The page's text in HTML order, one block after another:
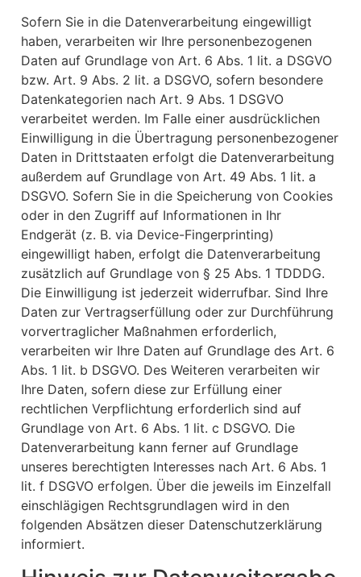
Sofern Sie in die Datenverarbeitung eingewilligt
haben, verarbeiten wir Ihre personenbezogenen
Daten auf Grundlage von Art. 6 Abs. 1 lit. a DSGVO
bzw. Art. 9 Abs. 2 lit. a DSGVO, sofern besondere
Datenkategorien nach Art. 9 Abs. 1 DSGVO
verarbeitet werden. Im Falle einer ausdrücklichen
Einwilligung in die Übertragung personenbezogener
Daten in Drittstaaten erfolgt die Datenverarbeitung
außerdem auf Grundlage von Art. 49 Abs. 1 lit. a
DSGVO. Sofern Sie in die Speicherung von Cookies
oder in den Zugriff auf Informationen in Ihr
Endgerät (z. B. via Device-Fingerprinting)
eingewilligt haben, erfolgt die Datenverarbeitung
zusätzlich auf Grundlage von § 25 Abs. 1 TDDDG.
Die Einwilligung ist jederzeit widerrufbar. Sind Ihre
Daten zur Vertragserfüllung oder zur Durchführung
vorvertraglicher Maßnahmen erforderlich,
verarbeiten wir Ihre Daten auf Grundlage des Art. 6
Abs. 1 lit. b DSGVO. Des Weiteren verarbeiten wir
Ihre Daten, sofern diese zur Erfüllung einer
rechtlichen Verpflichtung erforderlich sind auf
Grundlage von Art. 6 Abs. 1 lit. c DSGVO. Die
Datenverarbeitung kann ferner auf Grundlage
unseres berechtigten Interesses nach Art. 6 Abs. 1
lit. f DSGVO erfolgen. Über die jeweils im Einzelfall
einschlägigen Rechtsgrundlagen wird in den
folgenden Absätzen dieser Datenschutzerklärung
informiert.